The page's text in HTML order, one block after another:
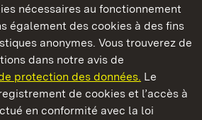
nécessaires au fonctionnement
également des cookies à des fins
anonymes. Vous trouverez de
dans notre avis de
protection des données. Le
de cookies et l’accès à
en conformité avec la loi
du Bade-Wurtemberg